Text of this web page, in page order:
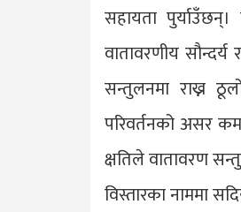
सहायता
वातावरणीय
सन्तुलनमा राख्न
परिवर्तनको असर
क्षतिले वातावरण
विस्तारका नाममा